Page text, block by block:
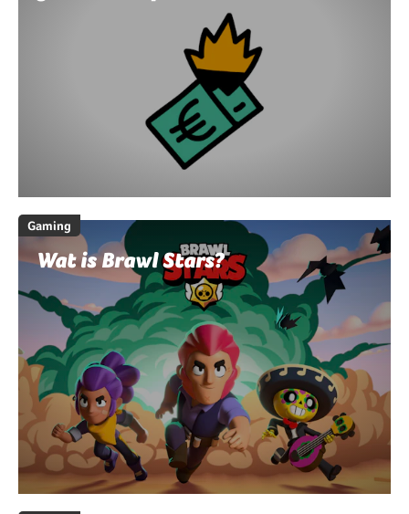
Gaming
Wat is Brawl Stars?